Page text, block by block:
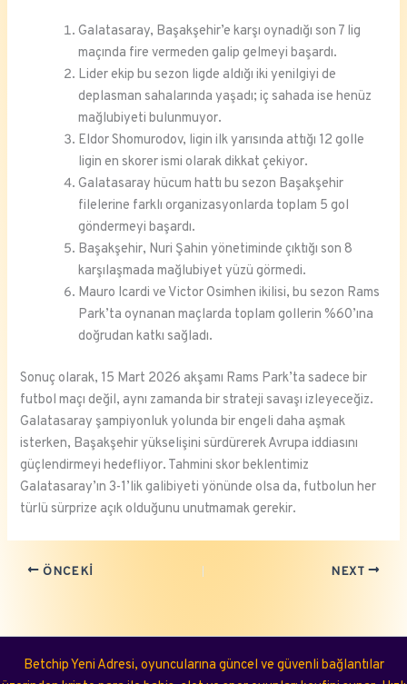
Galatasaray, Başakşehir’e karşı oynadığı son 7 lig
maçında fire vermeden galip gelmeyi başardı.
Lider ekip bu sezon ligde aldığı iki yenilgiyi de
deplasman sahalarında yaşadı; iç sahada ise henüz
mağlubiyeti bulunmuyor.
Eldor Shomurodov, ligin ilk yarısında attığı 12 golle
ligin en skorer ismi olarak dikkat çekiyor.
Galatasaray hücum hattı bu sezon Başakşehir
filelerine farklı organizasyonlarda toplam 5 gol
göndermeyi başardı.
Başakşehir, Nuri Şahin yönetiminde çıktığı son 8
karşılaşmada mağlubiyet yüzü görmedi.
Mauro Icardi ve Victor Osimhen ikilisi, bu sezon Rams
Park’ta oynanan maçlarda toplam gollerin %60’ına
doğrudan katkı sağladı.
Sonuç olarak, 15 Mart 2026 akşamı Rams Park’ta sadece bir
futbol maçı değil, aynı zamanda bir strateji savaşı izleyeceğiz.
Galatasaray şampiyonluk yolunda bir engeli daha aşmak
isterken, Başakşehir yükselişini sürdürerek Avrupa iddiasını
güçlendirmeyi hedefliyor. Tahmini skor beklentimiz
Galatasaray’ın 3-1’lik galibiyeti yönünde olsa da, futbolun her
türlü sürprize açık olduğunu unutmamak gerekir.
ÖNCEKI NEXT
Betchip Yeni Adresi, oyuncularına güncel ve güvenli bağlantılar